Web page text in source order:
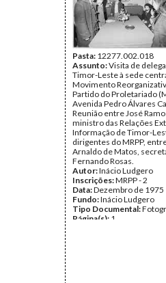
Pasta: 12277.002.018
Assunto:Visita de
Timor-Leste à sede
Movimento
Partido do Proletariado
Avenida Pedro Álvares
Reunião entre José
ministro das Relações
Informação de Timor-
dirigentes do MRPP,
Arnaldo de Matos,
Fernando Rosas.
Autor:Inácio Ludgero
Inscrições:MRPP - 2
Data:Dezembro de 1975
Fundo:Inácio Ludgero
Tipo Documental:
Página(s): 1